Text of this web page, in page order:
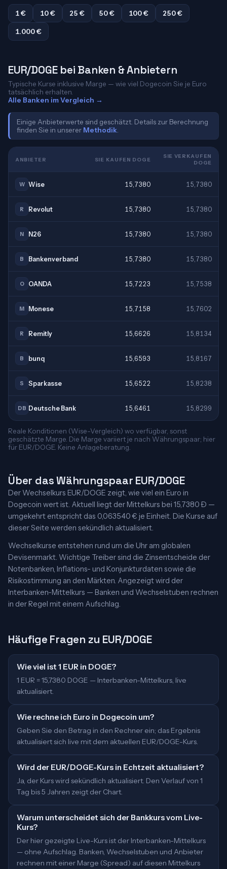
1 € 10 € 25 € 50 € 100 €
250 €
1.000 €
EUR/DOGE bei Banken & Anbietern
Typische Kurse inklusive Marge — wie viel Dogecoin Sie je Euro
tatsächlich erhalten.
Alle Banken im Vergleich →
Einige Anbieterwerte sind geschätzt. Details zur Berechnung
finden Sie in unserer Methodik
ANBIETER SIE KAUFEN DOGE
SIE VERKAUFEN
DOGE
W Wise 15,7380 15,7380
R Revolut 15,7380 15,7380
N N26 15,7380 15,7380
B Bankenverband 15,7380 15,7380
O OANDA 15,7223 15,7538
M Monese 15,7158 15,7602
R Remitly 15,6626 15,8134
B bunq 15,6593 15,8167
S Sparkasse 15,6522 15,8238
DB Deutsche Bank 15,6461 15,8299
Reale Konditionen (Wise-Vergleich) wo verfügbar, sonst
geschätzte Marge. Die Marge variiert je nach Währungspaar; hier
für EUR/DOGE. Keine Anlageberatung.
Über das Währungspaar EUR/DOGE
Der Wechselkurs EUR/DOGE zeigt, wie viel ein Euro in
Dogecoin wert ist. Aktuell liegt der Mittelkurs bei 15,7380 Ð —
umgekehrt entspricht das 0,063540 € je Einheit. Die Kurse auf
dieser Seite werden sekündlich aktualisiert.
Wechselkurse entstehen rund um die Uhr am globalen
Devisenmarkt. Wichtige Treiber sind die Zinsentscheide der
Notenbanken, Inflations- und Konjunkturdaten sowie die
Risikostimmung an den Märkten. Angezeigt wird der
Interbanken-Mittelkurs — Banken und Wechselstuben rechnen
in der Regel mit einem Aufschlag.
Häufige Fragen zu EUR/DOGE
Wie viel ist 1 EUR in DOGE?
1 EUR = 15,7380 DOGE — Interbanken-Mittelkurs, live
aktualisiert.
Wie rechne ich Euro in Dogecoin um?
Geben Sie den Betrag in den Rechner ein; das Ergebnis
aktualisiert sich live mit dem aktuellen EUR/DOGE-Kurs.
Wird der EUR/DOGE-Kurs in Echtzeit aktualisiert?
Ja, der Kurs wird sekündlich aktualisiert. Den Verlauf von 1
Tag bis 5 Jahren zeigt der Chart.
Warum unterscheidet sich der Bankkurs vom Live-
Kurs?
Der hier gezeigte Live-Kurs ist der Interbanken-Mittelkurs
— ohne Aufschlag. Banken, Wechselstuben und Anbieter
rechnen mit einer Marge (Spread) auf diesen Mittelkurs